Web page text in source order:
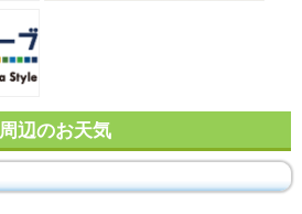
周辺のお天気